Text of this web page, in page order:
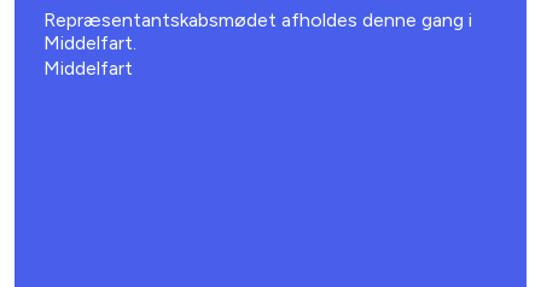
Repræsentantskabsmødet afholdes denne gang i
Middelfart.
Middelfart